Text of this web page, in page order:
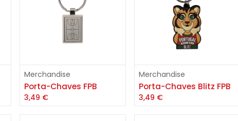
Adicionar
Merchandise
Porta-Chaves FPB
3,49 €
Adicionar
Merchandise
Porta-Chaves Blitz FPB
3,49 €